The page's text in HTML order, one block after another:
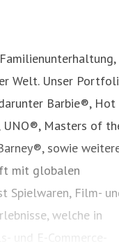
Welt. Unser
Barbie®, Hot
UNO®, Masters of
sowie
mit globalen
Spielwaren, Film-
welche in
E-Commerce-